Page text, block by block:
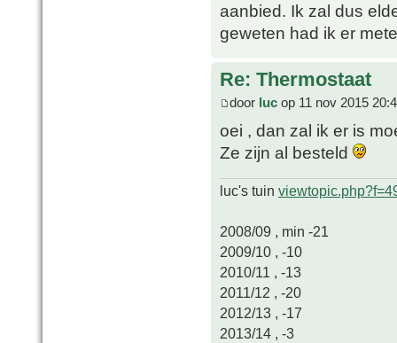
aanbied. Ik zal dus
geweten had ik er
Re: Thermostaat
door luc op 11 nov 2015
oei , dan zal ik er is
Ze zijn al besteld
luc's tuin
2008/09 , min -21
2009/10 , -10
2010/11 , -13
2011/12 , -20
2012/13 , -17
2013/14 , -3